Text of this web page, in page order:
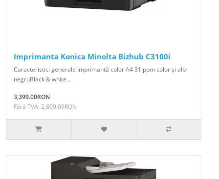
Imprimanta Konica Minolta Bizhub C3100i
Caracteristici generale Imprimantă color A4 31 ppm color și alb-
negruBlack & white ..
3,399.00RON
Fără TVA: 2,809.09RON